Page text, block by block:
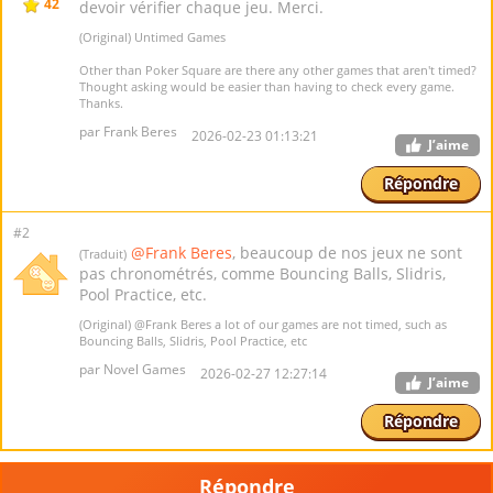
42
devoir vérifier chaque jeu. Merci.
(Original) Untimed Games
Other than Poker Square are there any other games that aren't timed?
Thought asking would be easier than having to check every game.
Thanks.
par Frank Beres 2026-02-23 01:13:21 J’aime
Répondre
#2
(Traduit) @Frank Beres, beaucoup de nos jeux ne sont
pas chronométrés, comme Bouncing Balls, Slidris,
Pool Practice, etc.
(Original) @Frank Beres a lot of our games are not timed, such as
Bouncing Balls, Slidris, Pool Practice, etc
par Novel Games 2026-02-27 12:27:14 J’aime
Répondre
Répondre